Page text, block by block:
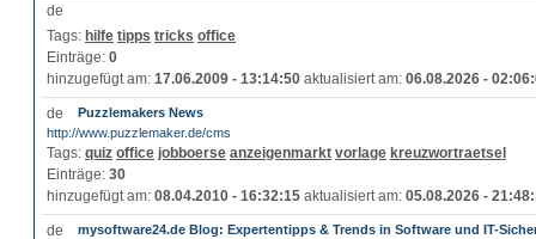
Tags: hilfe tipps tricks office
Einträge: 0
hinzugefügt am: 17.06.2009 - 13:14:50 aktualisiert am: 06.08.2026 -
Puzzlemakers News
http://www.puzzlemaker.de/cms
Tags: quiz office jobboerse anzeigenmarkt vorlage kreuzwortraetsel
Einträge: 30
hinzugefügt am: 08.04.2010 - 16:32:15 aktualisiert am: 05.08.2026 -
mysoftware24.de Blog: Expertentipps & Trends in Software und IT-